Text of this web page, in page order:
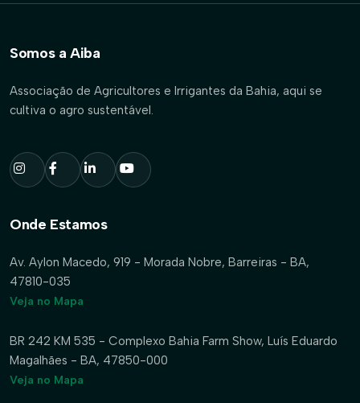
Somos a Aiba
Associação de Agricultores e Irrigantes da Bahia, aqui se
cultiva o agro sustentável.
Onde Estamos
Av. Aylon Macedo, 919 - Morada Nobre, Barreiras - BA,
47810-035
Veja no Mapa
BR 242 KM 535 - Complexo Bahia Farm Show, Luís Eduardo
Magalhães - BA, 47850-000
Veja no Mapa